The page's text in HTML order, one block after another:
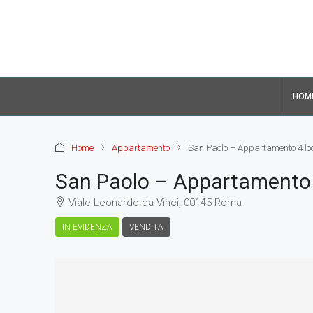
Home Appartamento San Paolo – Appartamento 4
San Paolo –
Viale Leonardo da Vinci, 00145 Roma
IN EVIDENZA VENDITA